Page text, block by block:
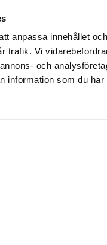
anpassa innehållet
trafik. Vi
och
information som du